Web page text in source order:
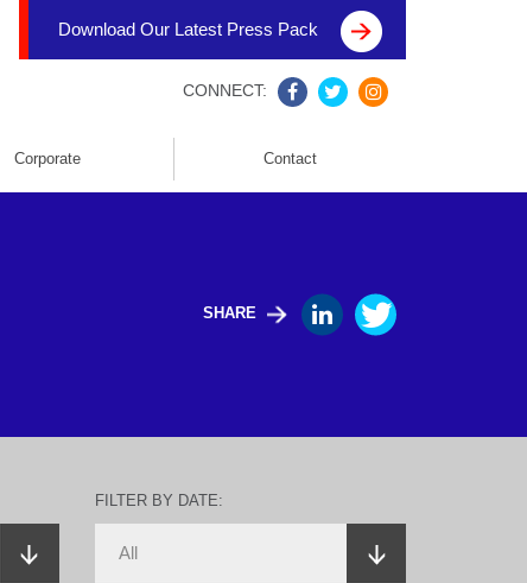
Download Our Latest Press Pack
CONNECT:
Corporate Contact
SHARE
FILTER BY DATE: